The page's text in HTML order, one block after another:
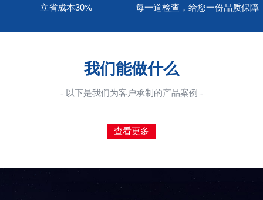
立省成本30% 每一道检查，给您一份品质保障
我们能做什么
- 以下是我们为客户承制的产品案例 -
查看更多